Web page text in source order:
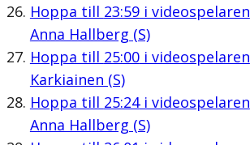
Hoppa till 23:59i videospelaren
Anna Hallberg (S)
Hoppa till 25:00i videospelaren
Karkiainen (S)
Hoppa till 25:24i videospelaren
Anna Hallberg (S)